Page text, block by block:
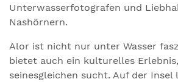
Unterwasserfotografen und
Nashörnern.
Alor ist nicht nur unter Wasser
bietet auch ein kulturelles
seinesgleichen sucht. Auf der Insel